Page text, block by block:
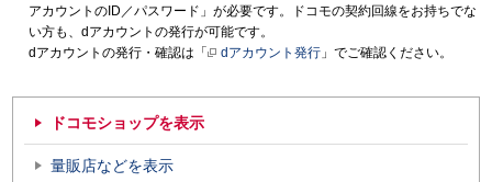
アカウントのID／パスワード」が必要です。ドコモの契約回線をお持ちでな
い方も、dアカウントの発行が可能です。
dアカウントの発行・確認は「
dアカウント発行 」でご確認ください。
ドコモショップを表示
量販店などを表示